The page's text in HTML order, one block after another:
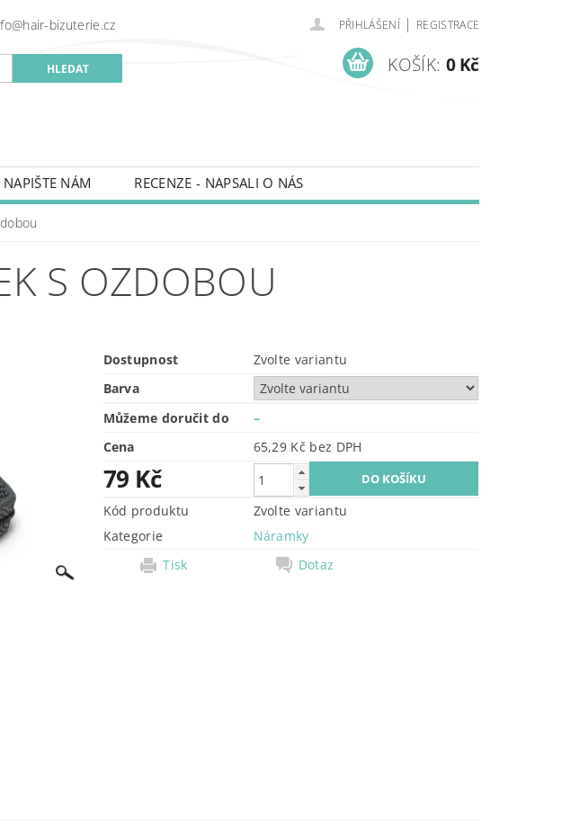
bizuterie.cz PŘIHLÁŠENÍ | REGISTRACE
KOŠÍK: 0 Kč
NAPIŠTE NÁM RECENZE - NAPSALI O NÁS
S OZDOBOU
Dostupnost
Zvolte variantu
Barva
Můžeme doručit do
–
Cena
65,29 Kč bez DPH
79 Kč
Kód produktu
Zvolte variantu
Kategorie
Náramky
Tisk
Dotaz